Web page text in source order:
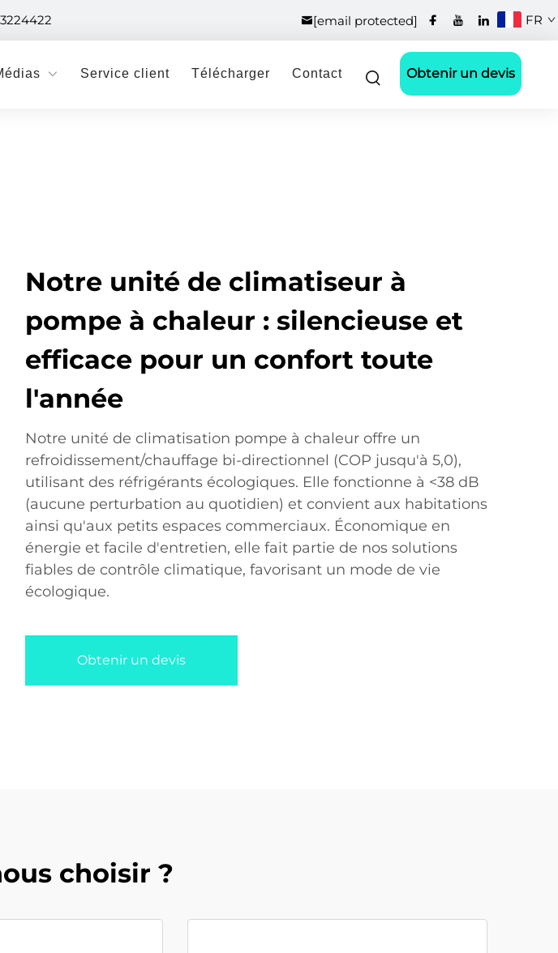
[email protected] FR
Service client Télécharger Contact Obtenir un devis
Notre unité de climatiseur à
pompe à chaleur : silencieuse et
efficace pour un confort toute
l'année
Notre unité de climatisation pompe à chaleur offre un
refroidissement/chauffage bi-directionnel (COP jusqu'à 5,0),
utilisant des réfrigérants écologiques. Elle fonctionne à <38 dB
(aucune perturbation au quotidien) et convient aux habitations
ainsi qu'aux petits espaces commerciaux. Économique en
énergie et facile d'entretien, elle fait partie de nos solutions
fiables de contrôle climatique, favorisant un mode de vie
écologique.
Obtenir un devis
choisir ?